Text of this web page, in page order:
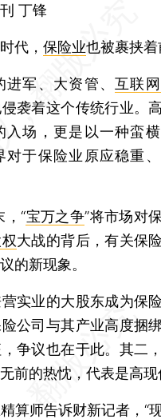
丁锋
代，保险业也被裹挟着
军、大资管、互联网
袭着这个传统行业。
入场，更是以一种蛮
对于保险业原应稳重
“宝万之争”将市场对
大战的背后，有关保
的新现象。
业的大股东成为保
公司与其产业高度捆
争议也在于此。其二
前的热忱，代表是高现
师告诉财新记者，“